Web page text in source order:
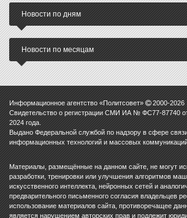
Новости по дням
Новости по месяцам
Информационное агентство «Политсовет» 2000-2026
Свидетельство о регистрации СМИ ИА № ФС77-87740
2024 года.
Выдано Федеральной службой по надзору в сфере
информационных технологий и массовых
Материалы, размещённые на данном сайте, не могут
разработки, тренировки или улучшения алгоритмов
искусственного интеллекта, нейронных сетей и
предварительного письменного согласия владельцев
использование материалов сайта, противоречащее
является нарушением авторских прав и подлежит